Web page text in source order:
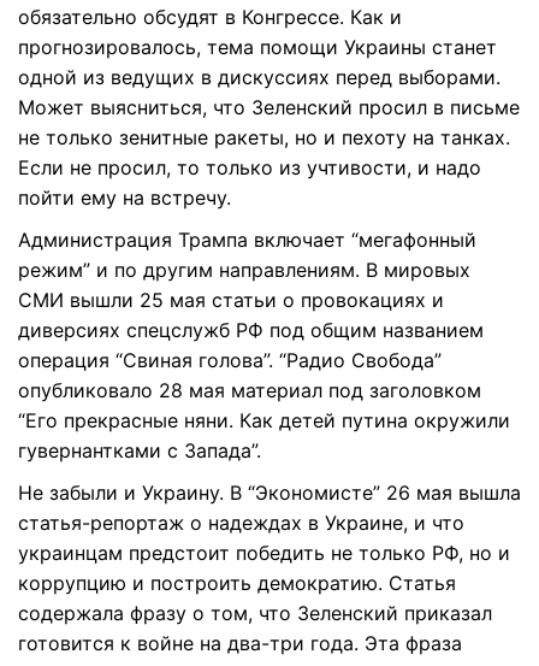
обязательно обсудят в Конгрессе. Как и
прогнозировалось, тема помощи Украины станет
одной из ведущих в дискуссиях перед выборами.
Может выясниться, что Зеленский просил в письме
не только зенитные ракеты, но и пехоту на танках.
Если не просил, то только из учтивости, и надо
пойти ему на встречу.
Администрация Трампа включает “мегафонный
режим” и по другим направлениям. В мировых
СМИ вышли 25 мая статьи о провокациях и
диверсиях спецслужб РФ под общим названием
операция “Свиная голова”. “Радио Свобода”
опубликовало 28 мая материал под заголовком
“Его прекрасные няни. Как детей путина окружили
гувернантками с Запада”.
Не забыли и Украину. В “Экономисте” 26 мая вышла
статья-репортаж о надеждах в Украине, и что
украинцам предстоит победить не только РФ, но и
коррупцию и построить демократию. Статья
содержала фразу о том, что Зеленский приказал
готовится к войне на два-три года. Эта фраза